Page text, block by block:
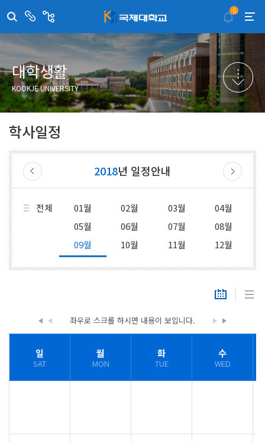
센
부
서
취·창업지원센터
국제대학교 입학안내
학술정보원
학생생활관
국제교류센터
산학협력단
평생교육원
교수학습지원센터
이
이메일무단수집거부
무선인터넷이용안내
포탈사이트
증명발급사이트
국제무인항공
6
대학생활
KOOKJE UNIVERSITY
학사일정
2018년 일정안내
전체 01월 02월 03월
04월
05월
06월 07월
08월
09월
10월 11월 12월
좌우로 스크롤 하시면 내용이 보입니다.
일
SAT
월
MON
화
TUE
수
WED